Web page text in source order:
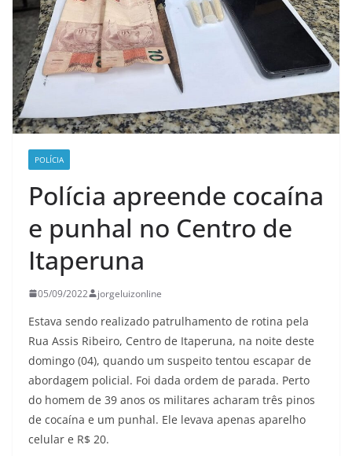
POLÍCIA
Polícia apreende cocaína
e punhal no Centro de
Itaperuna
05/09/2022 jorgeluizonline
Estava sendo realizado patrulhamento de rotina pela
Rua Assis Ribeiro, Centro de Itaperuna, na noite deste
domingo (04), quando um suspeito tentou escapar de
abordagem policial. Foi dada ordem de parada. Perto
do homem de 39 anos os militares acharam três pinos
de cocaína e um punhal. Ele levava apenas aparelho
celular e R$ 20.